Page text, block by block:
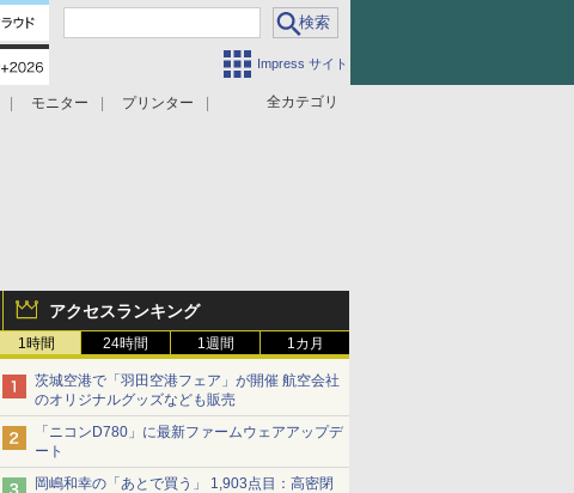
Impress サイト
全カテゴリ
モニター
プリンター
アクセスランキング
1時間 24時間 1週間 1カ月
茨城空港で「羽田空港フェア」が開催 航空会社
のオリジナルグッズなども販売
「ニコンD780」に最新ファームウェアアップデ
ート
岡嶋和幸の「あとで買う」 1,903点目：高密閉